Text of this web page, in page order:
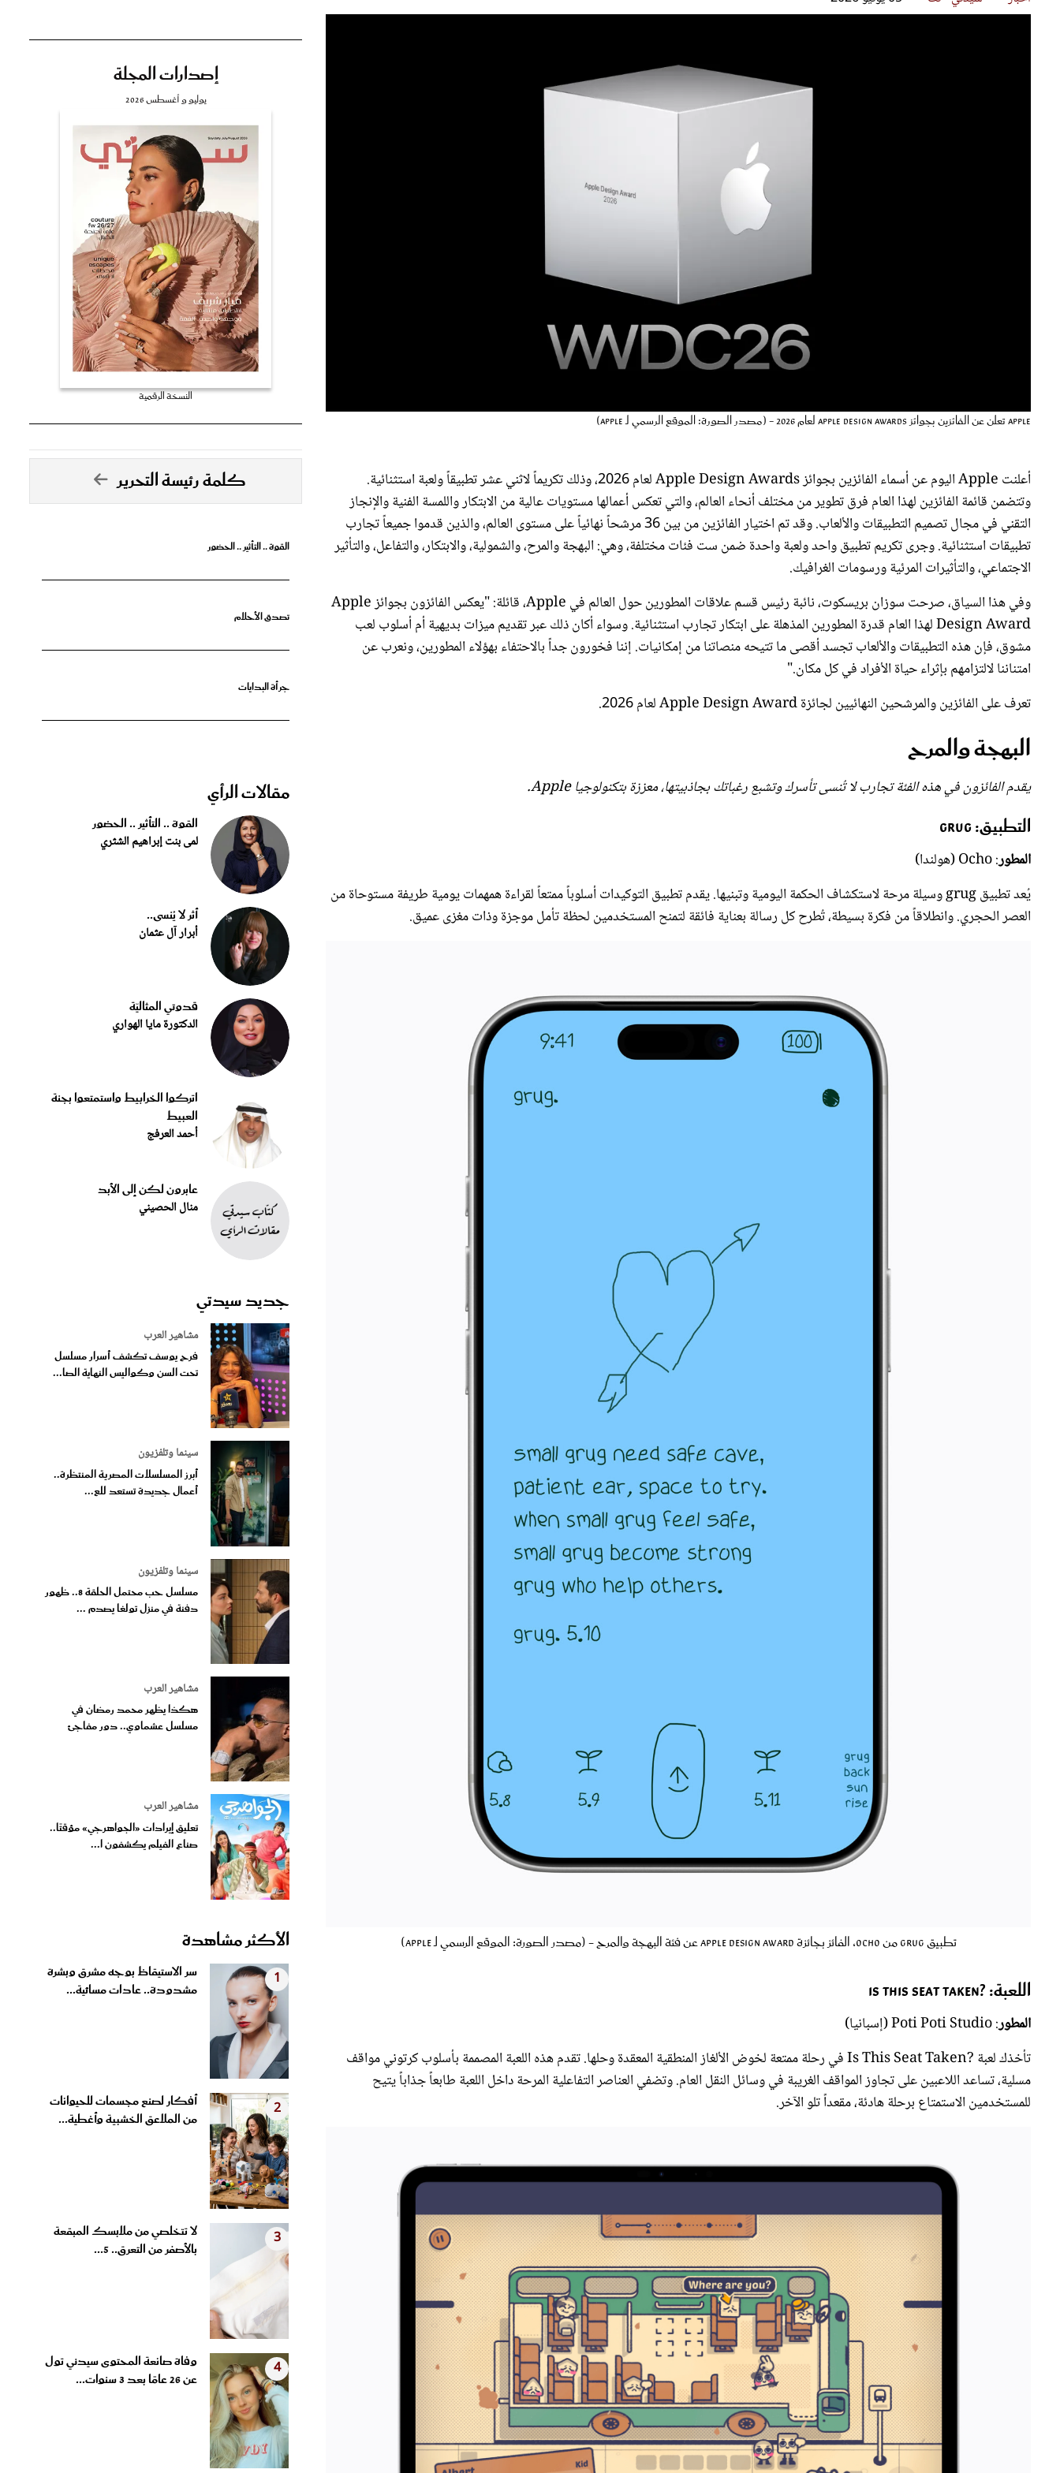
Apple تعلن عن الفائزين بجوائز Apple Design Awards لعام 2026 - (مصدر الصورة: الموقع الرسمي لـ Apple)
أعلنت Apple اليوم عن أسماء الفائزين بجوائز Apple Design Awards لعام 2026، وذلك تكريماً لاثني عشر تطبيقاً ولعبة استثنائية.
وتتضمن قائمة الفائزين لهذا العام فرق تطوير من مختلف أنحاء العالم، والتي تعكس أعمالها مستويات عالية من الابتكار واللمسة الفنية والإنجاز
التقني في مجال تصميم التطبيقات والألعاب. وقد تم اختيار الفائزين من بين 36 مرشحاً نهائياً على مستوى العالم، والذين قدموا جميعاً تجارب
تطبيقات استثنائية. وجرى تكريم تطبيق واحد ولعبة واحدة ضمن ست فئات مختلفة، وهي: البهجة والمرح، والشمولية، والابتكار، والتفاعل، والتأثير
الاجتماعي، والتأثيرات المرئية ورسومات الغرافيك.
وفي هذا السياق، صرحت سوزان بريسكوت، نائبة رئيس قسم علاقات المطورين حول العالم في Apple، قائلة: "يعكس الفائزون بجوائز Apple
Design Award لهذا العام قدرة المطورين المذهلة على ابتكار تجارب استثنائية. وسواء أكان ذلك عبر تقديم ميزات بديهية أم أسلوب لعب
مشوق، فإن هذه التطبيقات والألعاب تجسد أقصى ما تتيحه منصاتنا من إمكانيات. إننا فخورون جداً بالاحتفاء بهؤلاء المطورين، ونعرب عن
امتناننا لالتزامهم بإثراء حياة الأفراد في كل مكان."
تعرف على الفائزين والمرشحين النهائيين لجائزة Apple Design Award لعام 2026.
البهجة والمرح
يقدم الفائزون في هذه الفئة تجارب لا تُنسى تأسرك وتشبع رغباتك بجاذبيتها، معززة بتكنولوجيا Apple.‏
التطبيق: grug
المطور: Ocho (هولندا)
يُعد تطبيق grug وسيلة مرحة لاستكشاف الحكمة اليومية وتبنيها. يقدم تطبيق التوكيدات أسلوباً ممتعاً لقراءة همهمات يومية طريفة مستوحاة من
العصر الحجري. وانطلاقاً من فكرة بسيطة، تُطرح كل رسالة بعناية فائقة لتمنح المستخدمين لحظة تأمل موجزة وذات مغزى عميق.
تطبيق grug من Ocho، الفائز بجائزة Apple Design Award عن فئة البهجة والمرح - (مصدر الصورة: الموقع الرسمي لـ Apple)
اللعبة: ?Is This Seat Taken
المطور: Poti Poti Studio (إسبانيا)
تأخذك لعبة ?Is This Seat Taken في رحلة ممتعة لخوض الألغاز المنطقية المعقدة وحلها. تقدم هذه اللعبة المصممة بأسلوب كرتوني مواقف
مسلية، تساعد اللاعبين على تجاوز المواقف الغريبة في وسائل النقل العام. وتضفي العناصر التفاعلية المرحة داخل اللعبة طابعاً جذاباً يتيح
للمستخدمين الاستمتاع برحلة هادئة، مقعداً تلو الآخر.
إصدارات المجلة
يوليو و أغسطس 2026
النسخة الرقمية
كلمة رئيسة التحرير
القوة .. التأثير .. الحضور
تصدق الأحلام
جرأة البدايات
مقالات الرأي
القوة .. التأثير .. الحضور
لمى بنت إبراهيم الشثري
أثر لا يُنسى..
أبرار آل عثمان
قدوتي المثاليّة
الدكتورة مايا الهواري
اتركوا الخرابيط واستمتعوا بجنة
العبيط
أحمد العرفج
عابرون لكن إلى الأبد
منال الحصيني
جديد سيدتي
مشاهير العرب
فرح يوسف تكشف أسرار مسلسل
تحت السن وكواليس النهاية الصا...
سينما وتلفزيون
أبرز المسلسلات المصرية المنتظرة..
أعمال جديدة تستعد للع...
سينما وتلفزيون
مسلسل حب محتمل الحلقة 8.. ظهور
دفنة في منزل تولغا يصدم ...
مشاهير العرب
هكذا يظهر محمد رمضان في
مسلسل عشماوي.. دور مفاجئ
مشاهير العرب
تعليق إيرادات «الجواهرجي» مؤقتًا..
صناع الفيلم يكشفون ا...
الأكثر مشاهدة
1
سر الاستيقاظ بوجه مشرق وبشرة
مشدودة.. عادات مسائية...
2
أفكار لصنع مجسمات للحيوانات
من الملاعق الخشبية وأغطية...
3
لا تتخلصي من ملابسك المبقعة
بالأصفر من التعرق.. 5...
4
وفاة صانعة المحتوى سيدني تول
عن 26 عامًا بعد 3 سنوات...
قصص ملهمة
عروس سيدتي
تطبيقات سيدتي